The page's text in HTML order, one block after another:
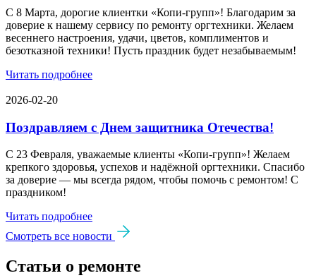
С 8 Марта, дорогие клиентки «Копи‑групп»! Благодарим за
доверие к нашему сервису по ремонту оргтехники. Желаем
весеннего настроения, удачи, цветов, комплиментов и
безотказной техники! Пусть праздник будет незабываемым!
Читать подробнее
2026-02-20
Поздравляем с Днем защитника Отечества!
С 23 Февраля, уважаемые клиенты «Копи‑групп»! Желаем
крепкого здоровья, успехов и надёжной оргтехники. Спасибо
за доверие — мы всегда рядом, чтобы помочь с ремонтом! С
праздником!
Читать подробнее
Смотреть все новости
Статьи о ремонте